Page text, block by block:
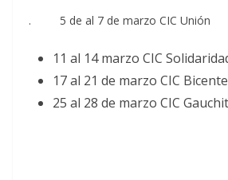
. 5 de al 7 de marzo CIC Unión
11 al 14 marzo CIC
17 al 21 de marzo CIC
25 al 28 de marzo CIC